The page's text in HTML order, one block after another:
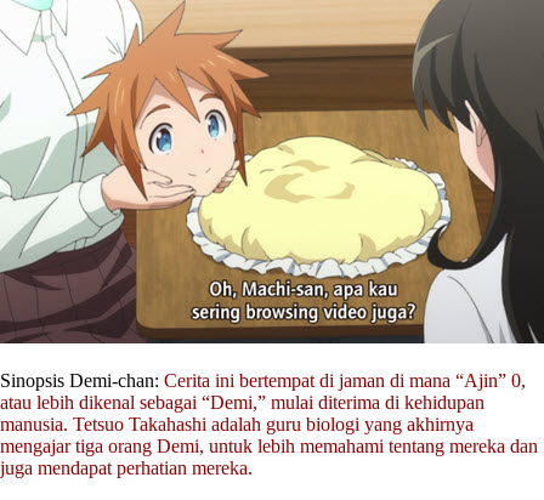
Sinopsis Demi-chan: Cerita ini bertempat di jaman di mana “Ajin” 0,
atau lebih dikenal sebagai “Demi,” mulai diterima di kehidupan
manusia. Tetsuo Takahashi adalah guru biologi yang akhirnya
mengajar tiga orang Demi, untuk lebih memahami tentang mereka dan
juga mendapat perhatian mereka.